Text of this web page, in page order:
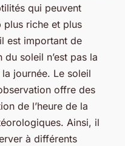
qui peuvent
plus riche et plus
est important de
soleil n’est pas la
journée. Le soleil
offre des
de l’heure de la
Ainsi, il
à différents